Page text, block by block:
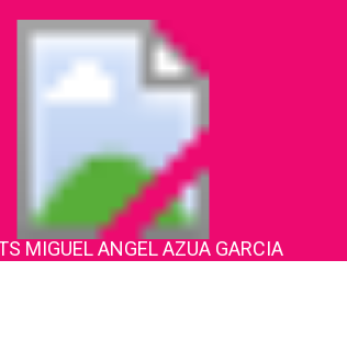
MIGUEL ANGEL AZUA GARCIA